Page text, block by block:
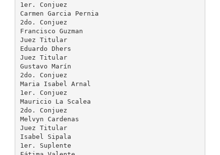
1er. Conjuez
Carmen Garcia Pernia
2do. Conjuez
Francisco Guzman
Juez Titular
Eduardo Dhers
Juez Titular
Gustavo Marín
2do. Conjuez
Maria Isabel Arnal
1er. Conjuez
Mauricio La Scalea
2do. Conjuez
Melvyn Cardenas
Juez Titular
Isabel Sipala
1er. Suplente